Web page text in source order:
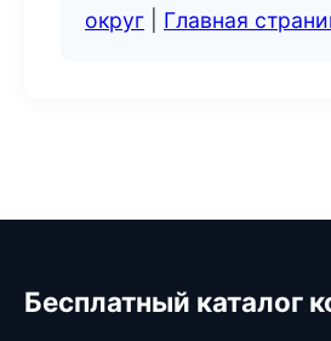
округ
Главная
Бесплатный каталог